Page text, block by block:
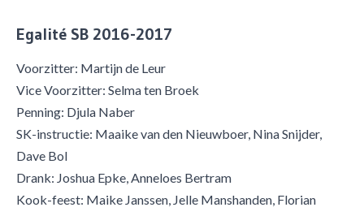
Egalité SB 2016-2017
Voorzitter: Martijn de Leur
Vice Voorzitter: Selma ten Broek
Penning: Djula Naber
SK-instructie: Maaike van den Nieuwboer, Nina Snijder,
Dave Bol
Drank: Joshua Epke, Anneloes Bertram
Kook-feest: Maike Janssen, Jelle Manshanden, Florian